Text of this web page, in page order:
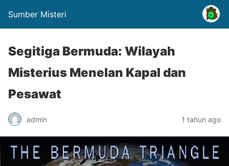
Sumber Misteri
Segitiga Bermuda: Wilayah
Misterius Menelan Kapal dan
Pesawat
admin 1 tahun ago